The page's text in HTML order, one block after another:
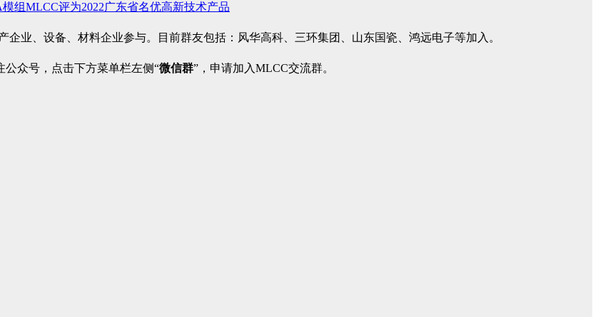
组MLCC评为2022广东省名优高新技术产品
业、设备、材料企业参与。目前群友包括：风华高科、三环集团、山东国瓷、鸿远电子等加入。
公众号，点击下方菜单栏左侧“微信群”，申请加入MLCC交流群。